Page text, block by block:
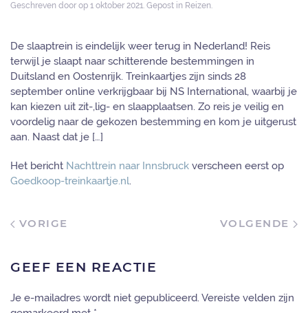
Geschreven door op 1 oktober 2021. Gepost in Reizen.
De slaaptrein is eindelijk weer terug in Nederland! Reis
terwijl je slaapt naar schitterende bestemmingen in
Duitsland en Oostenrijk. Treinkaartjes zijn sinds 28
september online verkrijgbaar bij NS International, waarbij je
kan kiezen uit zit-,lig- en slaapplaatsen. Zo reis je veilig en
voordelig naar de gekozen bestemming en kom je uitgerust
aan. Naast dat je […]
Het bericht Nachttrein naar Innsbruck verscheen eerst op
Goedkoop-treinkaartje.nl.
VORIGE VOLGENDE
GEEF EEN REACTIE
Je e-mailadres wordt niet gepubliceerd. Vereiste velden zijn